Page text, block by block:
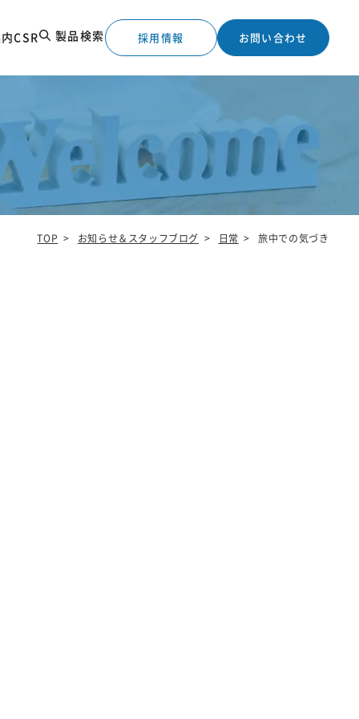
CSR 製品検索 採用情報 お問い合わせ
TOP > お知らせ＆スタッフブログ > 日常 > 旅中での気づき